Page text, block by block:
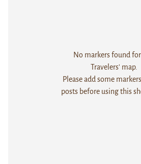
No markers found
Travelers' map.
Please add some
posts before using this